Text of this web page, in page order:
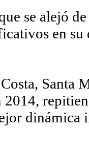
se alejó
en
Santa
2014,
dinámica